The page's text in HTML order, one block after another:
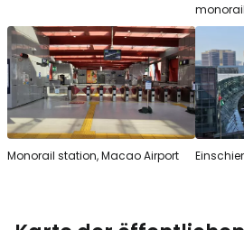
Monorail station, Macao Airport